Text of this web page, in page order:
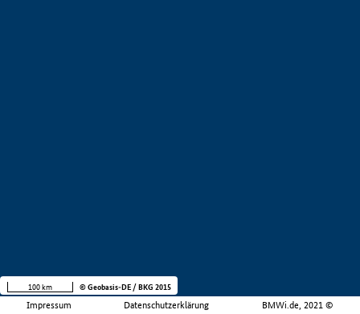
Impressum Datenschutzerklärung BMWi.de, 2021 ©
100 km © Geobasis-DE / BKG 2015